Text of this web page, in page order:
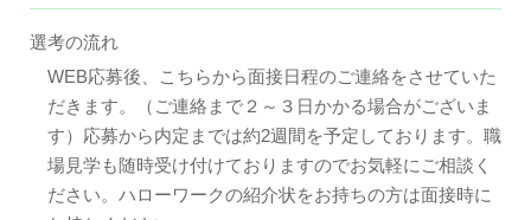
選考の流れ
WEB応募後、こちらから面接日程のご連絡をさせていた
だきます。（ご連絡まで２～３日かかる場合がございま
す）応募から内定までは約2週間を予定しております。職
場見学も随時受け付けておりますのでお気軽にご相談く
ださい。ハローワークの紹介状をお持ちの方は面接時に